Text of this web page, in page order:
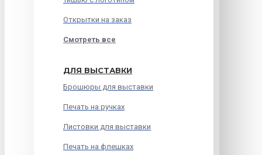
Открытки на заказ
Смотреть все
ДЛЯ ВЫСТАВКИ
Брошюры для выставки
Печать на ручках
Листовки для выставки
Печать на флешках